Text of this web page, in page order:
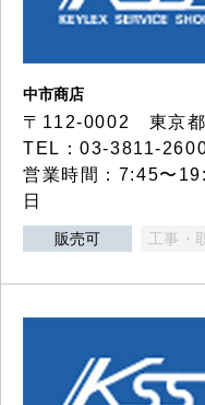
中市商店
〒112-0002 東京都
TEL：03-3811-
営業時間：7:45〜
日
販売可 工事・